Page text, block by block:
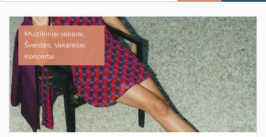
Muzikiniai vakarai,
Šventės, Vakarėliai,
Koncertai